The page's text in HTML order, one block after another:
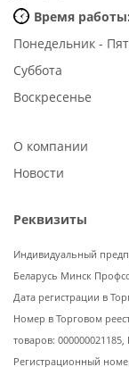
Время работы:
Понедельник -
Суббота
Воскресенье
О компании
Новости
Реквизиты
Индивидуальный
Беларусь Минск
Дата регистрации в
Номер в Торговом
товаров:
Регистрационный